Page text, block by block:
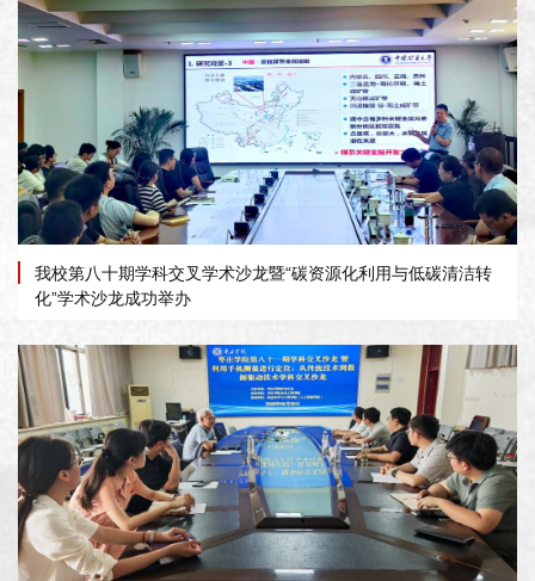
我校第八十期学科交叉学术沙龙暨“碳资源化利用与低碳清洁转
化”学术沙龙成功举办